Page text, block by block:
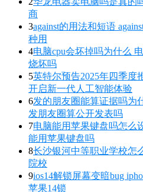
商
3against的用法和短语
种用
4电脑cpu会坏掉吗为什么
烧坏吗
5英特尔预告2025年四季度
开启新一代人工智能体验
6发的朋友圈能算证据吗为
发朋友圈算公开发表吗
7电脑能用苹果键盘吗怎么
能用苹果键盘吗
8长沙银河中等职业学校怎
院校
9ios14解锁屏幕变暗bug
苹果14锁